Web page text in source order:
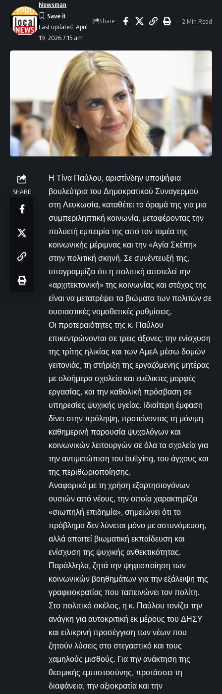
Last updated: April
19, 2026 7:15 am
Newsman
Share 2 Min Read
SHARE
Η Τίνα Παύλου, αριστίνδην υποψήφια
βουλεύτρια του Δημοκρατικού Συναγερμού
στη Λευκωσία, καταθέτει το όραμά της για μια
συμπεριληπτική κοινωνία, μεταφέροντας την
πολυετή εμπειρία της από τον τομέα της
κοινωνικής μέριμνας και την «Αγία Σκέπη»
στην πολιτική σκηνή. Σε συνέντευξή της,
υπογραμμίζει ότι η πολιτική αποτελεί την
«αρχιτεκτονική» της κοινωνίας και στόχος της
είναι να μετατρέψει τα βιώματα των πολιτών σε
ουσιαστικές νομοθετικές ρυθμίσεις.
Οι προτεραιότητες της κ. Παύλου
επικεντρώνονται σε τρεις άξονες: την ενίσχυση
της τρίτης ηλικίας και των ΑμεΑ μέσω δομών
γειτονιάς, τη στήριξη της εργαζόμενης μητέρας
με ολοήμερα σχολεία και ευέλικτες μορφές
εργασίας, και την καθολική πρόσβαση σε
υπηρεσίες ψυχικής υγείας. Ιδιαίτερη έμφαση
δίνει στην πρόληψη, προτείνοντας τη μόνιμη
καθημερινή παρουσία ψυχολόγων και
κοινωνικών λειτουργών σε όλα τα σχολεία για
την αντιμετώπιση του bullying, του άγχους και
της περιθωριοποίησης.
Αναφορικά με τη χρήση εξαρτησιογόνων
ουσιών από νέους, την οποία χαρακτηρίζει
«σιωπηλή επιδημία», σημειώνει ότι το
πρόβλημα δεν λύνεται μόνο με αστυνόμευση,
αλλά απαιτεί βιωματική εκπαίδευση και
ενίσχυση της ψυχικής ανθεκτικότητας.
Παράλληλα, ζητά την ψηφιοποίηση των
κοινωνικών βοηθημάτων για την εξάλειψη της
γραφειοκρατίας που ταπεινώνει τον πολίτη.
Στο πολιτικό σκέλος, η κ. Παύλου τονίζει την
ανάγκη για αυτοκριτική εκ μέρους του ΔΗΣΥ
και ειλικρινή προσέγγιση των νέων που
ζητούν λύσεις στο στεγαστικό και τους
χαμηλούς μισθούς. Για την ανάκτηση της
θεσμικής εμπιστοσύνης, προτάσσει τη
διαφάνεια, την αξιοκρατία και την